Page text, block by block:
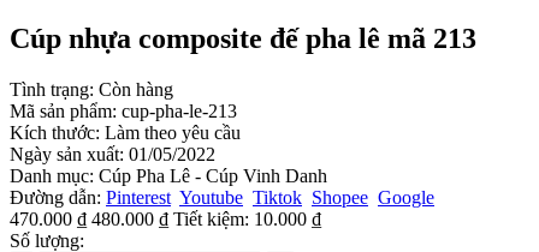
Cúp nhựa composite đế pha lê mã 213
Tình trạng: Còn hàng
Mã sản phẩm: cup-pha-le-213
Kích thước: Làm theo yêu cầu
Ngày sản xuất: 01/05/2022
Danh mục: Cúp Pha Lê - Cúp Vinh Danh
Đường dẫn: Pinterest Youtube Tiktok Shopee Google
470.000 ₫ 480.000 ₫ Tiết kiệm: 10.000 ₫
Số lượng: